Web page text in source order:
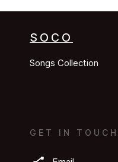
SOCO
Songs Collection
GET IN TOUCH